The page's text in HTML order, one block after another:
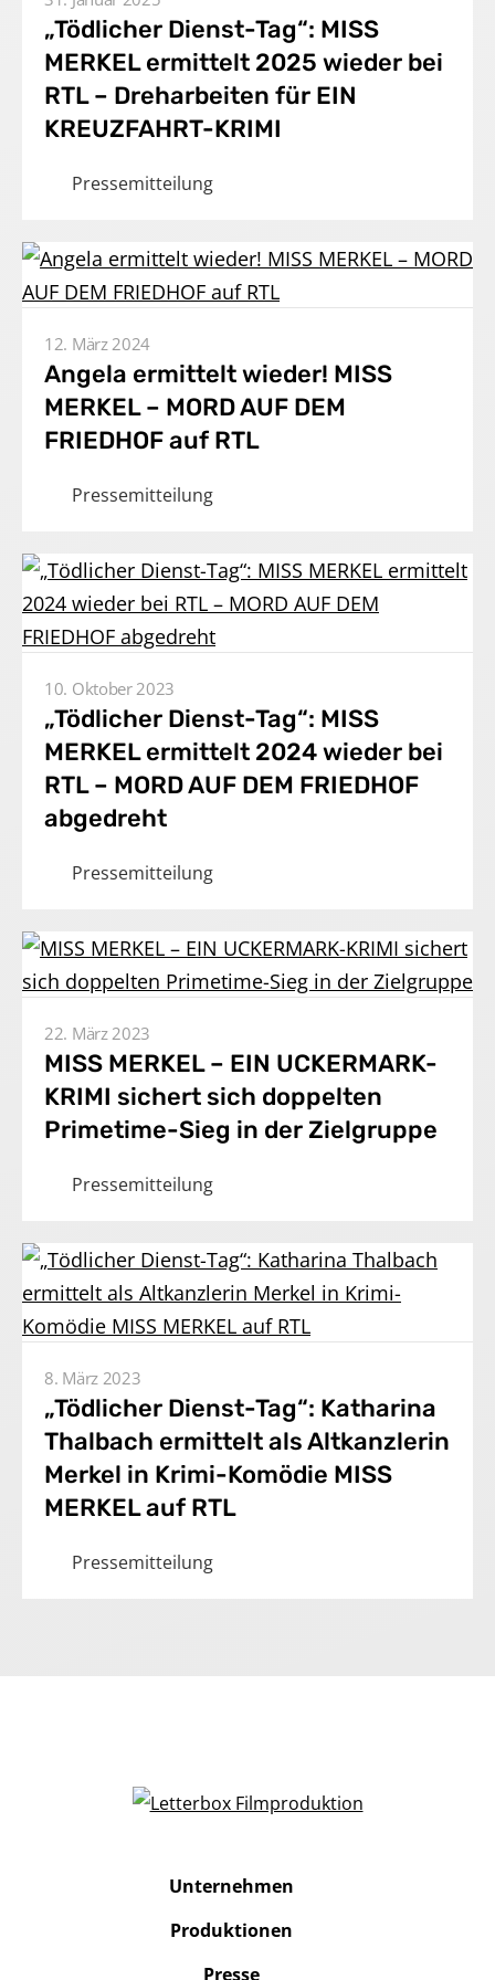
„Tödlicher Dienst-Tag“: MISS
MERKEL ermittelt 2025 wieder bei
RTL – Dreharbeiten für EIN
KREUZFAHRT-KRIMI
Pressemitteilung
12. März 2024
Angela ermittelt wieder! MISS
MERKEL – MORD AUF DEM
FRIEDHOF auf RTL
Pressemitteilung
10. Oktober 2023
„Tödlicher Dienst-Tag“: MISS
MERKEL ermittelt 2024 wieder bei
RTL – MORD AUF DEM FRIEDHOF
abgedreht
Pressemitteilung
22. März 2023
MISS MERKEL – EIN UCKERMARK-
KRIMI sichert sich doppelten
Primetime-Sieg in der Zielgruppe
Pressemitteilung
8. März 2023
„Tödlicher Dienst-Tag“: Katharina
Thalbach ermittelt als Altkanzlerin
Merkel in Krimi-Komödie MISS
MERKEL auf RTL
Pressemitteilung
Unternehmen
Produktionen
Presse
Kontakt